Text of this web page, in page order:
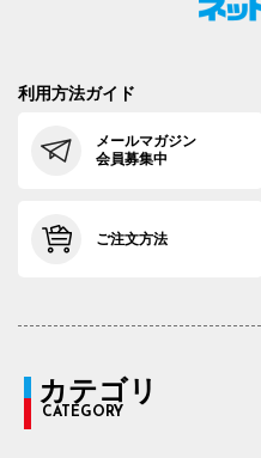
利用方法ガイド
メールマガジン
会員募集中
ご注文方法
カテゴリ
CATEGORY